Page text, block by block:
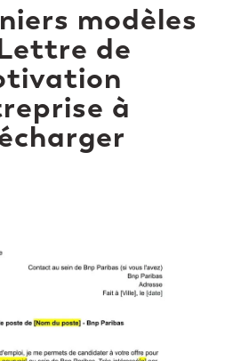
modèles
de
à